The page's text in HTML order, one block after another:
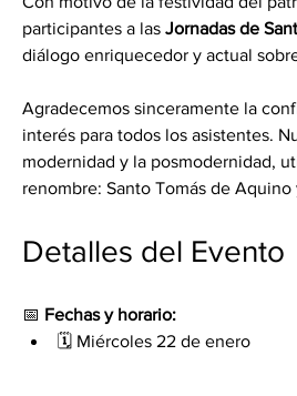
participantes a las Jornadas de
diálogo enriquecedor y actual
Agradecemos sinceramente la
interés para todos los asistentes.
modernidad y la posmodernidad,
renombre: Santo Tomás de Aquino
Detalles del Evento
📅 Fechas y horario:
🗓 Miércoles 22 de enero